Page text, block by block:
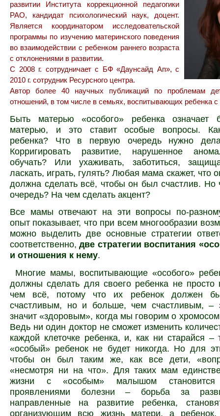
развитии Института коррекционной педагогики
РАО, кандидат психологический наук, доцент.
Является координатором исследовательской
программы по изучению материнского поведения
во взаимодействии с ребенком раннего возраста
с отклонениями в развитии.
С 2008 г. сотрудничает с БФ «Даунсайд Ап», с
2010 г. сотрудник Ресурсного центра.
Автор более 40 научных публикаций по проблемам
отношений, в том числе в семьях, воспитывающих ребенка
Быть матерью «особого» ребенка означает
матерью, и это ставит особые вопросы.
ребенка? Что в первую очередь нужно
Корригировать развитие, нарушенное
обучать? Или ухаживать, заботиться,
ласкать, играть, гулять? Любая мама скажет, что
должна сделать всё, чтобы он был счастлив. Но
очередь? На чем сделать акцент?
Все мамы отвечают на эти вопросы по-
опыт показывает, что при всем многообразии
можно выделить две основные стратегии
соответственно,две стратегии воспитания
и отношения к нему.
Многие мамы, воспитывающие «особого»
должны сделать для своего ребенка не
чем всё, потому что их ребенок должен
счастливым, но и больше, чем счастливым, –
значит «здоровым», когда мы говорим о
Ведь ни один доктор не сможет изменить
каждой клеточке ребенка, и, как ни старайся –
«особый» ребенок не будет никогда. Но для
чтобы он был таким же, как все дети,
«несмотря ни на что». Для таких мам
жизни с «особым» малышом
проявлениями болезни – борьба за
направленные на развитие ребенка,
организующим всю жизнь матери, а